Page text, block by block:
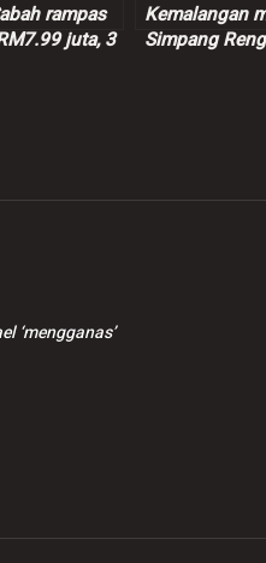
rampas
juta, 3
Kemalangan
Simpang
‘mengganas’